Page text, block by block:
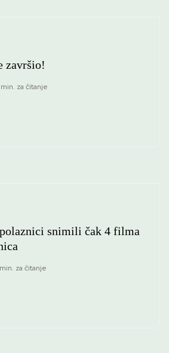
završio!
za čitanje
snimili čak 4 filma
za čitanje